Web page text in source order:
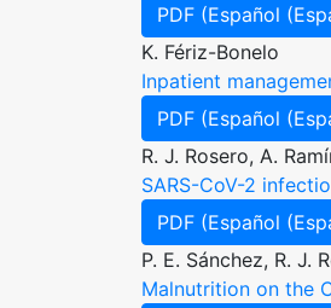
PDF (Español
K. Fériz-Bonelo
Inpatient
PDF (Español
R. J. Rosero, A.
SARS-CoV-2
PDF (Español
P. E. Sánchez, R. J.
Malnutrition on the